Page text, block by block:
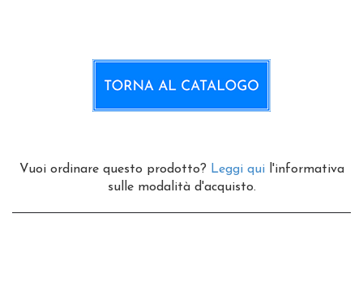
Vuoi ordinare questo prodotto? Leggi quil'informativa
sulle modalità d'acquisto.